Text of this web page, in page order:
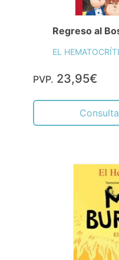
Regreso al
EL
PVP. 23,95€